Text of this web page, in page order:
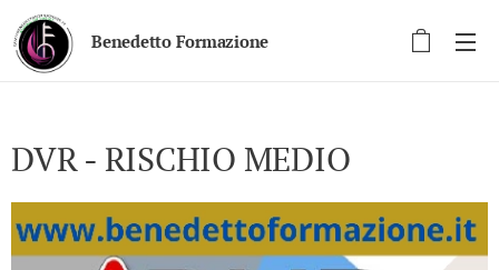
Benedetto Formazione
DVR - RISCHIO MEDIO